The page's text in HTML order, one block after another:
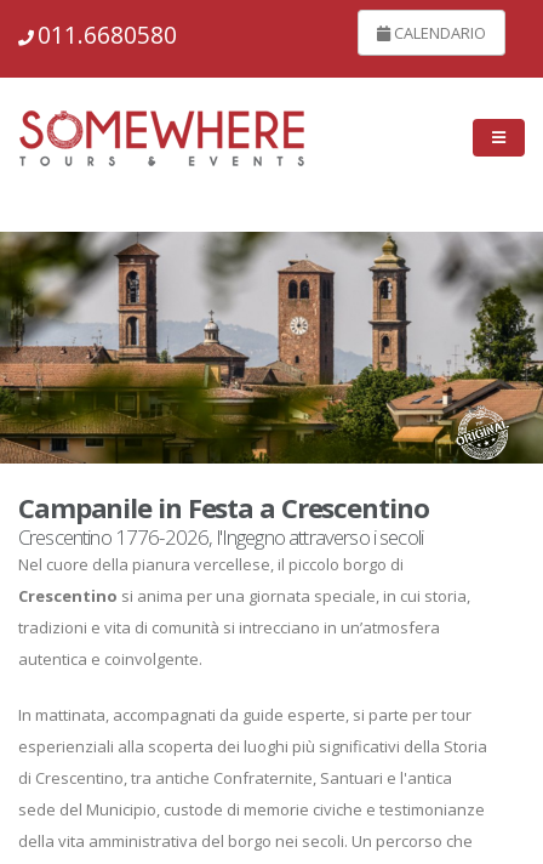
011.6680580 CALENDARIO
Campanile in Festa a Crescentino
Crescentino 1776-2026, l'Ingegno attraverso i secoli
Nel cuore della pianura vercellese, il piccolo borgo di
Crescentino si anima per una giornata speciale, in cui storia,
tradizioni e vita di comunità si intrecciano in un’atmosfera
autentica e coinvolgente.
In mattinata, accompagnati da guide esperte, si parte per tour
esperienziali alla scoperta dei luoghi più significativi della Storia
di Crescentino, tra antiche Confraternite, Santuari e l'antica
sede del Municipio, custode di memorie civiche e testimonianze
della vita amministrativa del borgo nei secoli. Un percorso che